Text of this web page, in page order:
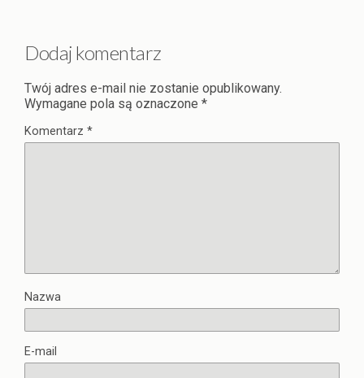
Dodaj komentarz
Twój adres e-mail nie zostanie opublikowany.
Wymagane pola są oznaczone *
Komentarz *
Nazwa
E-mail